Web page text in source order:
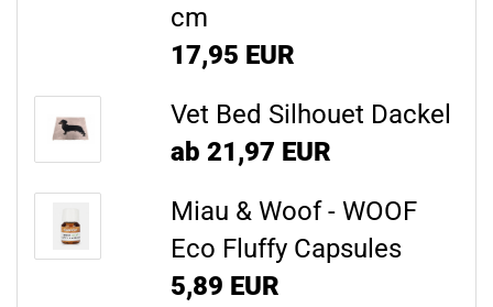
cm
17,95 EUR
Vet Bed Silhouet Dackel
ab 21,97 EUR
Miau & Woof - WOOF
Eco Fluffy Capsules
5,89 EUR